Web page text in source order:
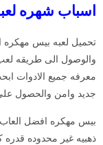
اسباب شهره لعبه
تحميل لعبه بيس مهكره
والوصول الى طريقه
معرفه جميع الادوات
جديد وامن والحصول على
بيس مهكره افضل العاب
ذهبيه غير محدوده قدره